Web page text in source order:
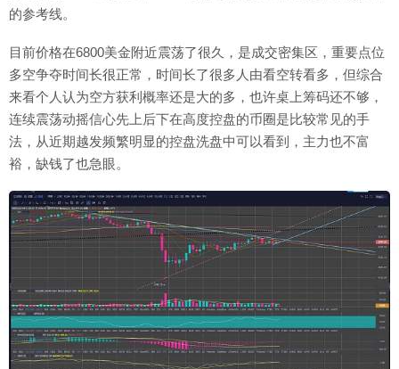
的参考线。
目前价格在6800美金附近震荡了很久，是成交密集区，重要点位
多空争夺时间长很正常，时间长了很多人由看空转看多，但综合
来看个人认为空方获利概率还是大的多，也许桌上筹码还不够，
连续震荡动摇信心先上后下在高度控盘的币圈是比较常见的手
法，从近期越发频繁明显的控盘洗盘中可以看到，主力也不富
裕，缺钱了也急眼。